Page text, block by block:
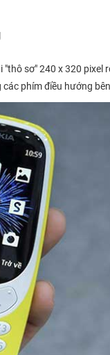
sơ" 240 x 320 pixel
phím điều hướng